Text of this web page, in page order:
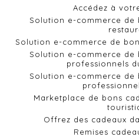
Accédez à
Solution e-commerce de
Solution e-commerce de
Solution e-commerce de
professionnels
Solution e-commerce de
Marketplace de bons
Offrez des cadeaux
Remises